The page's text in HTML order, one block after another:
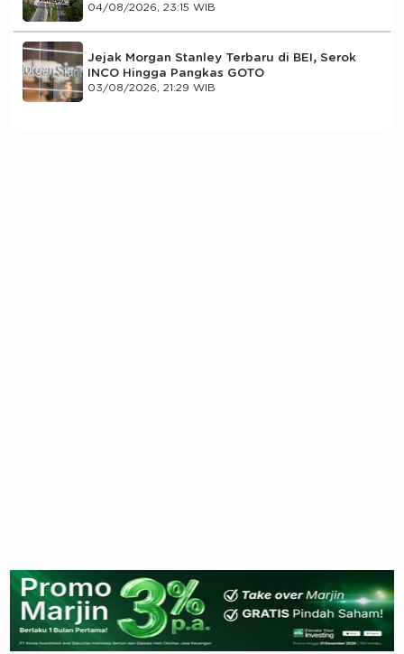
04/08/2026, 23:15 WIB
Jejak Morgan Stanley Terbaru di BEI, Serok
INCO Hingga Pangkas GOTO
03/08/2026, 21:29 WIB